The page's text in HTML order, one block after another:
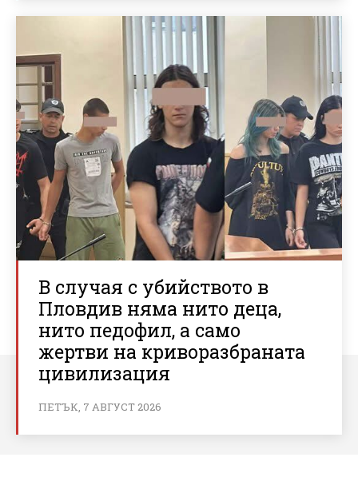
В случая с убийството в
Пловдив няма нито деца,
нито педофил, а само
жертви на криворазбраната
цивилизация
ПЕТЪК, 7 АВГУСТ 2026